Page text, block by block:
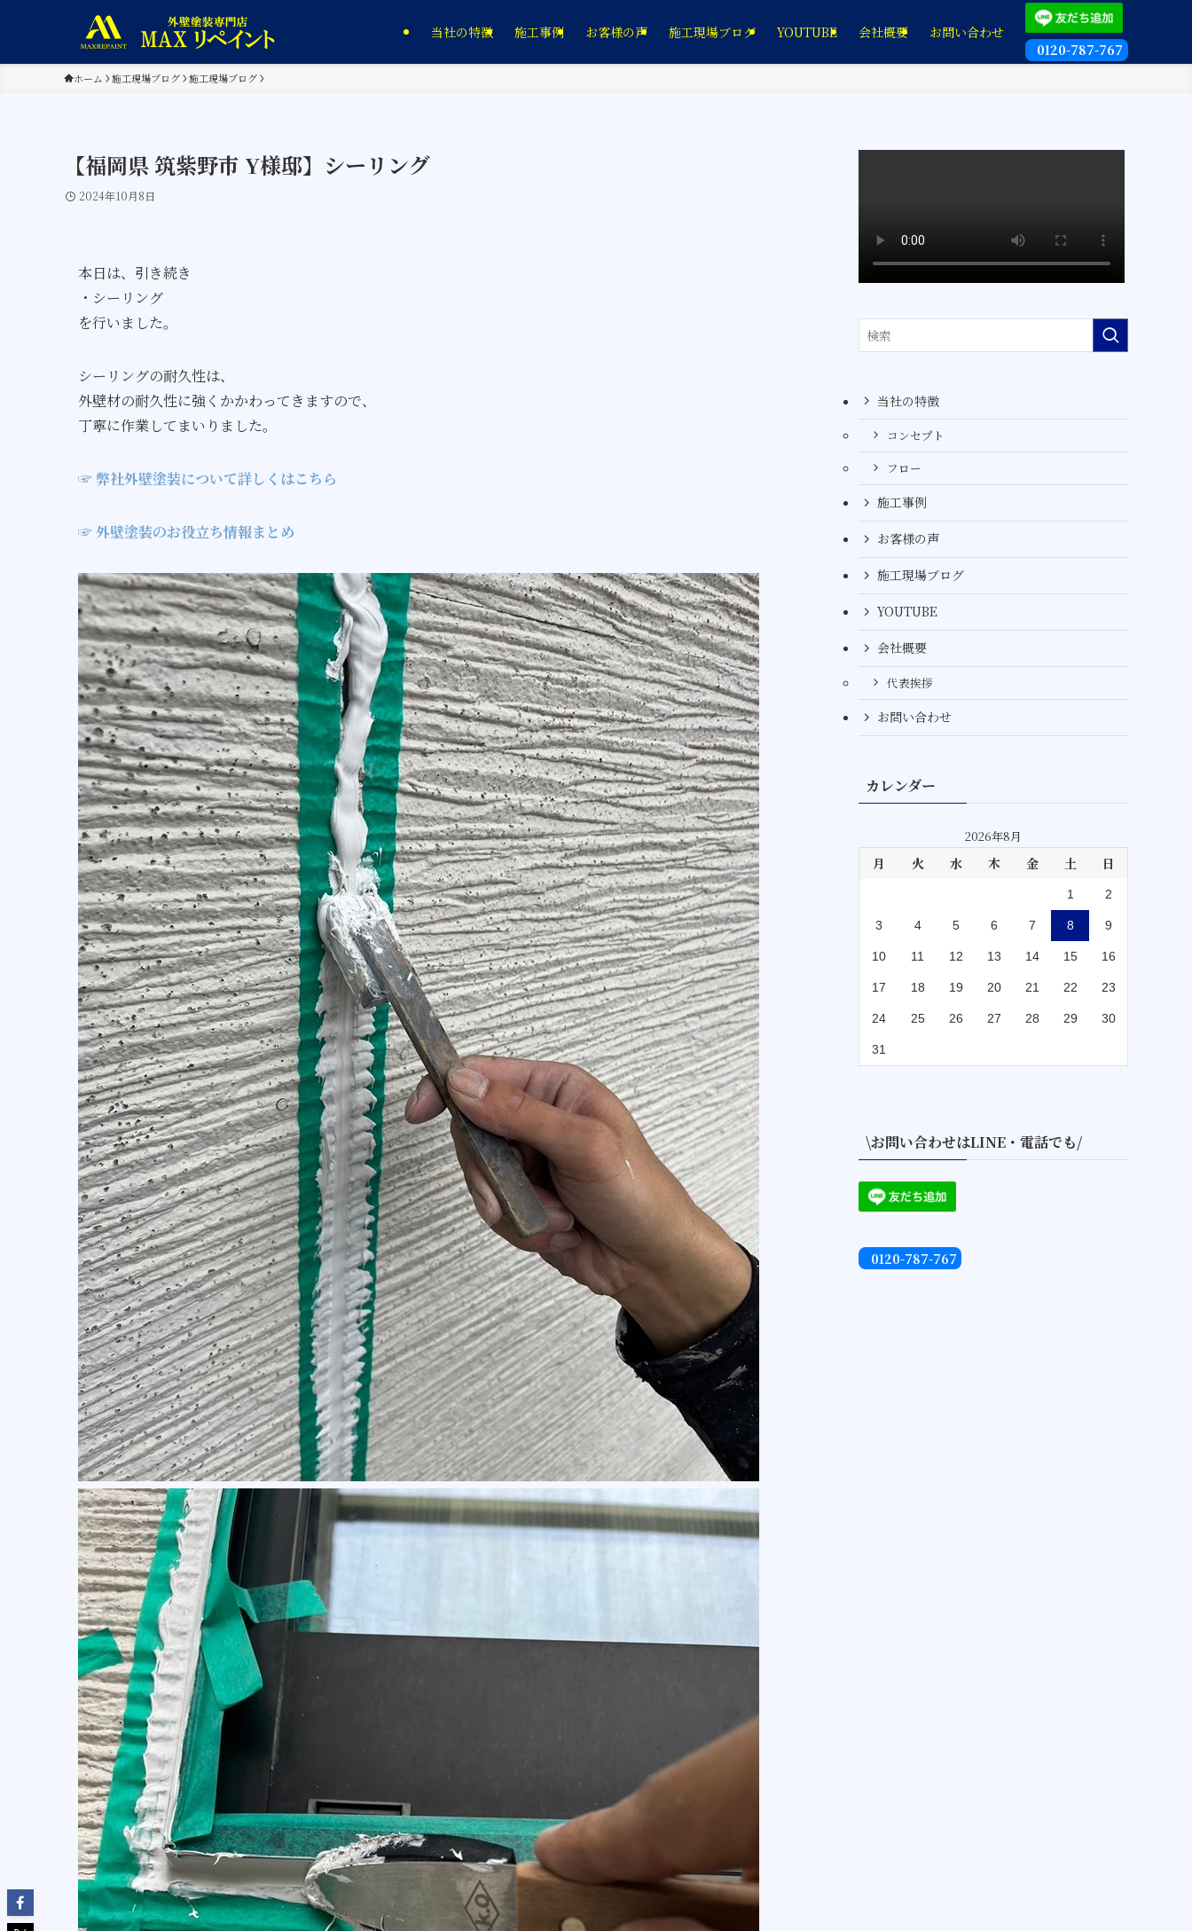
当社の特徴 施工事例 お客様の声 施工現場ブログ YOUTUBE 会社概要
お問い合わせ
0120-787-767
ホーム 施工現場ブログ 施工現場ブログ
【福岡県 筑紫野市 Y様邸】シーリング
2024年10月8日
本日は、引き続き
・シーリング
を行いました。
シーリングの耐久性は、
外壁材の耐久性に強くかかわってきますので、
丁寧に作業してまいりました。
☞ 弊社外壁塗装について詳しくはこちら
☞ 外壁塗装のお役立ち情報まとめ
当社の特徴
コンセプト
フロー
施工事例
お客様の声
施工現場ブログ
YOUTUBE
会社概要
代表挨拶
お問い合わせ
カレンダー
2026年8月
月 火 水 木 金 土 日
1 2
3 4 5 6 7 8 9
10 11 12 13 14 15 16
17 18 19 20 21 22 23
24 25 26 27 28 29 30
31
\お問い合わせはLINE・電話でも/
0120-787-767